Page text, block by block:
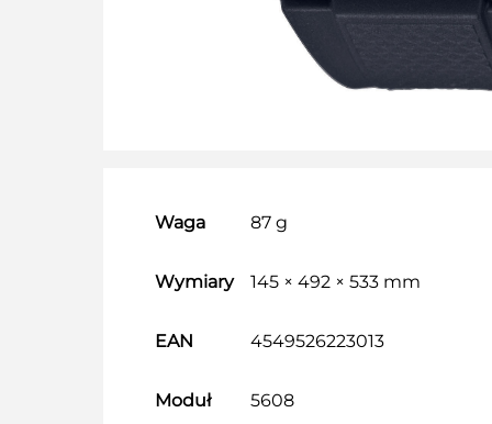
Waga 87 g
Wymiary 145 × 492 × 533 mm
EAN 4549526223013
Moduł 5608